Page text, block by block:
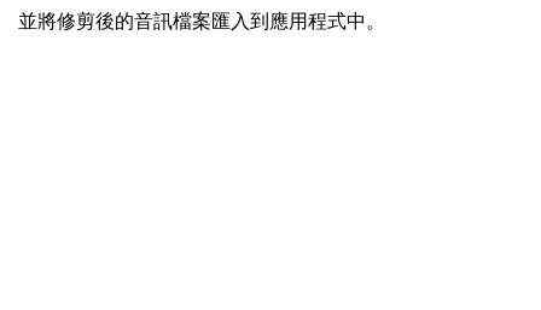
並將修剪後的音訊檔案匯入到應用程式中。